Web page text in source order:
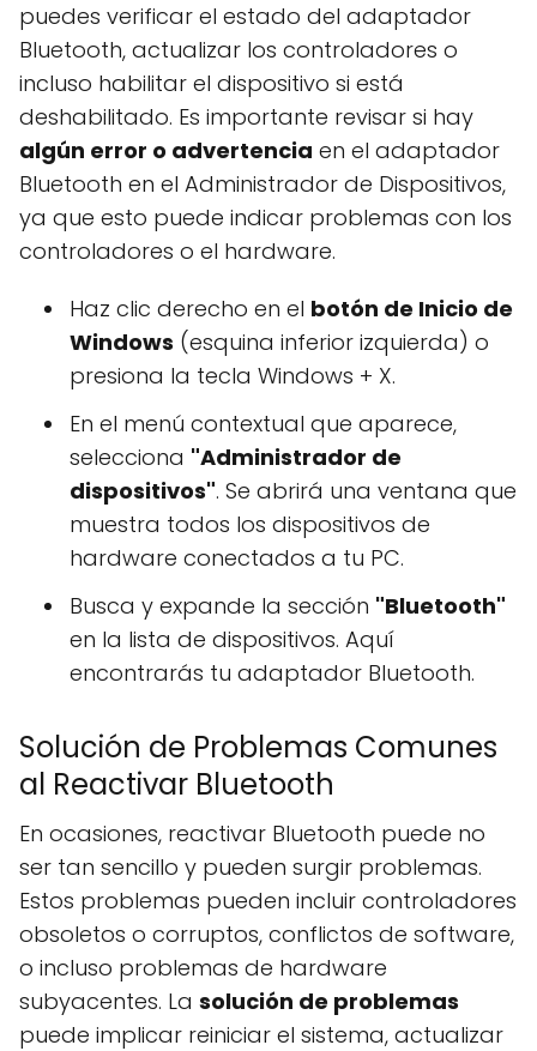
puedes verificar el estado del adaptador
Bluetooth, actualizar los controladores o
incluso habilitar el dispositivo si está
deshabilitado. Es importante revisar si hay
algún error o advertencia en el adaptador
Bluetooth en el Administrador de Dispositivos,
ya que esto puede indicar problemas con los
controladores o el hardware.
Haz clic derecho en el botón de Inicio de
Windows (esquina inferior izquierda) o
presiona la tecla Windows + X.
En el menú contextual que aparece,
selecciona "Administrador de
dispositivos". Se abrirá una ventana que
muestra todos los dispositivos de
hardware conectados a tu PC.
Busca y expande la sección "Bluetooth"
en la lista de dispositivos. Aquí
encontrarás tu adaptador Bluetooth.
Solución de Problemas Comunes
al Reactivar Bluetooth
En ocasiones, reactivar Bluetooth puede no
ser tan sencillo y pueden surgir problemas.
Estos problemas pueden incluir controladores
obsoletos o corruptos, conflictos de software,
o incluso problemas de hardware
subyacentes. La solución de problemas
puede implicar reiniciar el sistema, actualizar